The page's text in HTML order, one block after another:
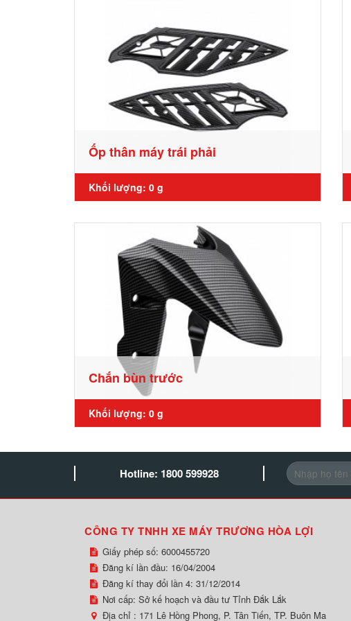
Ốp thân máy trái phải
Khối lượng: 0 g
Chắn bùn trước
Khối lượng: 0 g
Hotline: 1800 599928
CÔNG TY TNHH XE MÁY TRƯƠNG HÒA LỢI
Giấy phép số: 6000455720
Đăng kí lần đầu: 16/04/2004
Đăng kí thay đổi lần 4: 31/12/2014
Nơi cấp: Sở kế hoạch và đầu tư Tỉnh Đắk Lắk
Địa chỉ : 171 Lê Hồng Phong, P. Tân Tiến, TP. Buôn Ma